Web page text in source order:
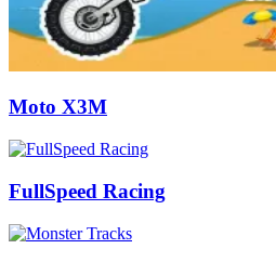
Moto X3M
FullSpeed Racing